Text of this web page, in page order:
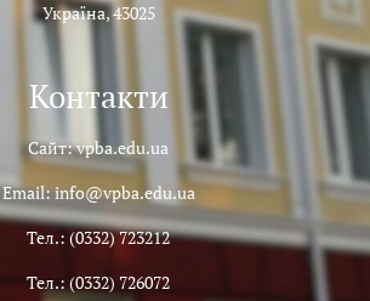
Україна, 43025
Контакти
Сайт: vpba.edu.ua
Email: info@vpba.edu.ua
Тел.: (0332) 723212
Тел.: (0332) 726072